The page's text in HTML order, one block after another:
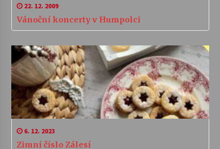
22. 12. 2009
Vánoční koncerty v Humpolci
6. 12. 2023
Zimní číslo Zálesí